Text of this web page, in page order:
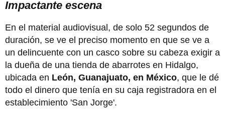
Impactante escena
En el material audiovisual, de solo 52 segundos de
duración, se ve el preciso momento en que se ve a
un delincuente con un casco sobre su cabeza exigir a
la dueña de una tienda de abarrotes en Hidalgo,
ubicada en León, Guanajuato, en México, que le dé
todo el dinero que tenía en su caja registradora en el
establecimiento 'San Jorge'.